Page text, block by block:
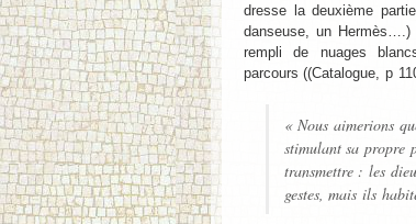
dresse la deuxième
danseuse, un Hermès….)
rempli de nuages
parcours ((Catalogue, p
« Nous aimerions
stimulant sa propre
transmettre : les
gestes, mais ils